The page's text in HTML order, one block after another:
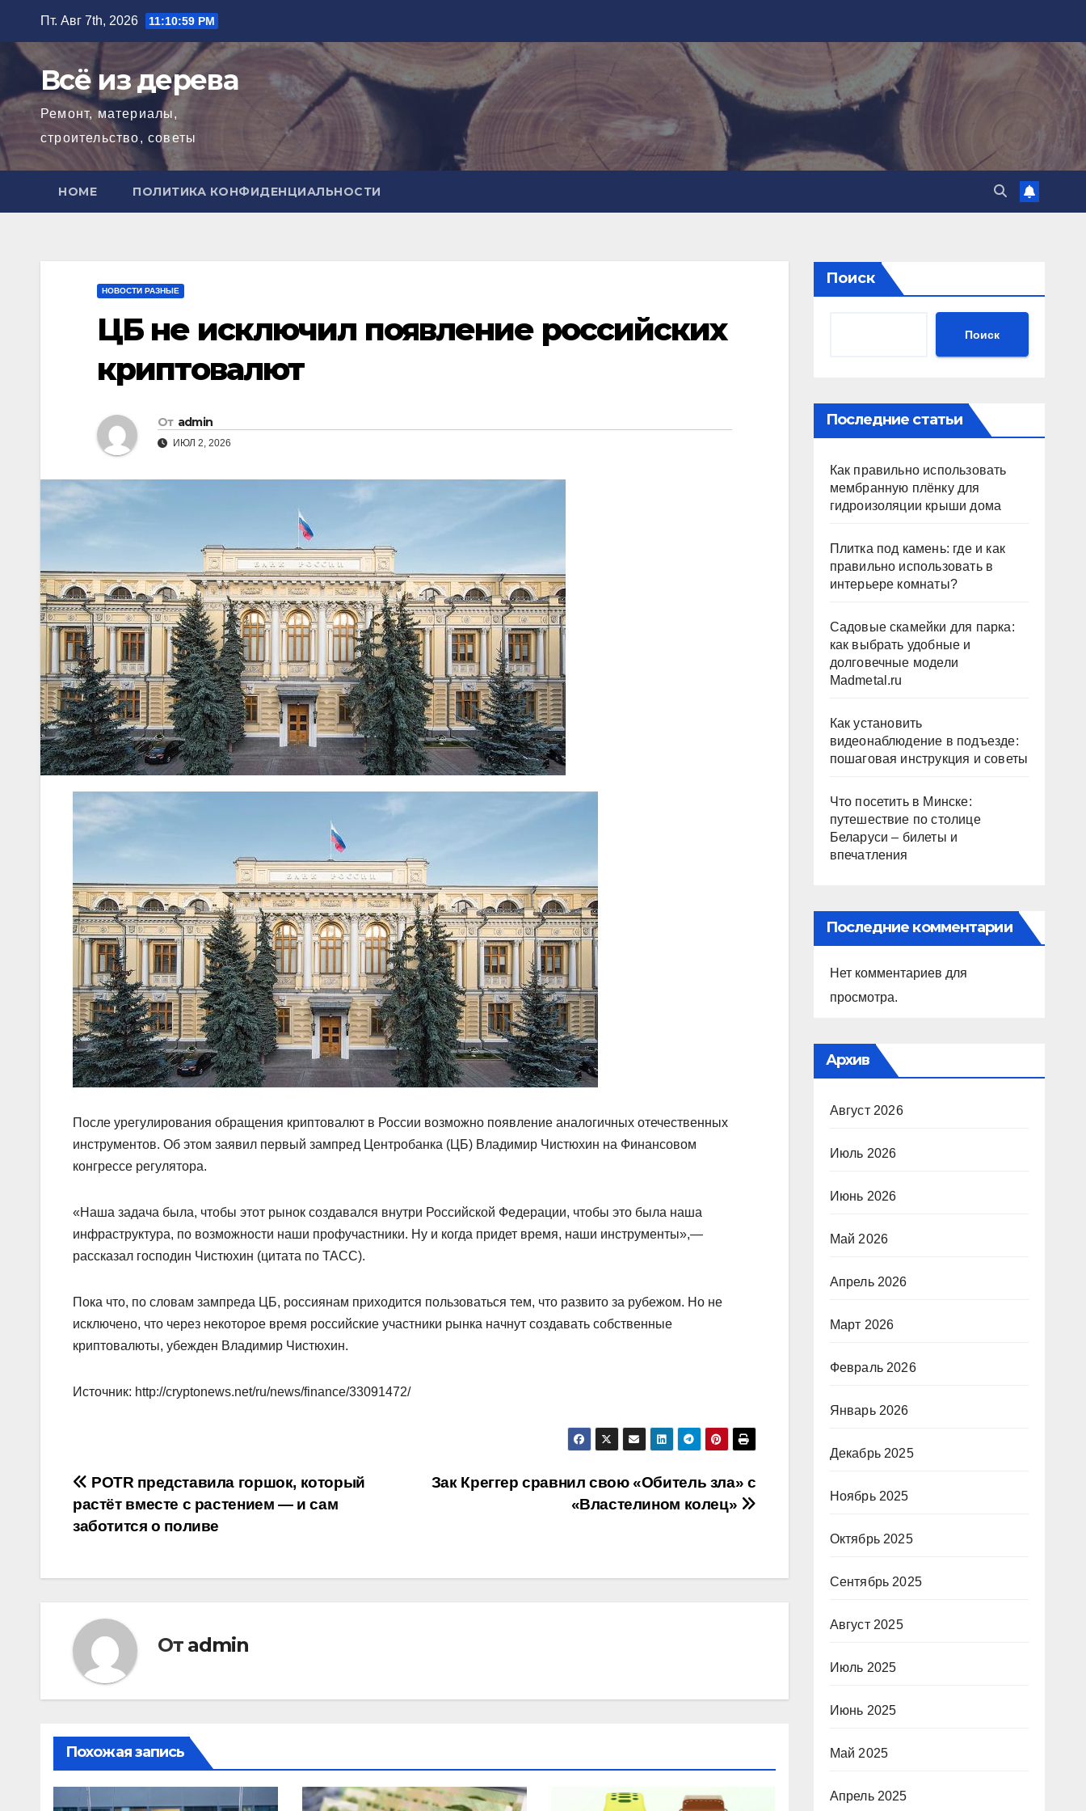
содержимому
Пт. Авг 7th, 2026 11:11:01 PM
Всё из дерева
Ремонт, материалы,
строительство, советы
HOME ПОЛИТИКА КОНФИДЕНЦИАЛЬНОСТИ
НОВОСТИ РАЗНЫЕ
ЦБ не исключил появление российских
криптовалют
От admin
ИЮЛ 2, 2026
После урегулирования обращения криптовалют в России возможно появление аналогичных отечественных
инструментов. Об этом заявил первый зампред Центробанка (ЦБ) Владимир Чистюхин на Финансовом
конгрессе регулятора.
«Наша задача была, чтобы этот рынок создавался внутри Российской Федерации, чтобы это была наша
инфраструктура, по возможности наши профучастники. Ну и когда придет время, наши инструменты»,—
рассказал господин Чистюхин (цитата по ТАСС).
Пока что, по словам зампреда ЦБ, россиянам приходится пользоваться тем, что развито за рубежом. Но не
исключено, что через некоторое время российские участники рынка начнут создавать собственные
криптовалюты, убежден Владимир Чистюхин.
Источник: http://cryptonews.net/ru/news/finance/33091472/
Навигация
по
Зак Креггер сравнил свою «Обитель зла» с
«Властелином колец»
POTR представила горшок, который
растёт вместе с растением — и сам
заботится о поливе
От admin
Похожая запись
Поиск
Поиск
Последние статьи
Как правильно использовать
мембранную плёнку для
гидроизоляции крыши дома
Плитка под камень: где и как
правильно использовать в
интерьере комнаты?
Садовые скамейки для парка:
как выбрать удобные и
долговечные модели
Madmetal.ru
Как установить
видеонаблюдение в подъезде:
пошаговая инструкция и советы
Что посетить в Минске:
путешествие по столице
Беларуси – билеты и
впечатления
Последние комментарии
Нет комментариев для
просмотра.
Архив
Август 2026
Июль 2026
Июнь 2026
Май 2026
Апрель 2026
Март 2026
Февраль 2026
Январь 2026
Декабрь 2025
Ноябрь 2025
Октябрь 2025
Сентябрь 2025
Август 2025
Июль 2025
Июнь 2025
Май 2025
Апрель 2025